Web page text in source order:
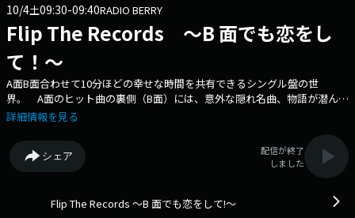
10/4土09:30-09:40RADIO BERRY
Flip The Records ～B 面でも恋をし
て！～
A面B面合わせて10分ほどの幸せな時間を共有できるシングル盤の世
界。 A面のヒット曲の裏側（B面）には、意外な隠れ名曲、物語が潜んで
います。 その曲が生まれたエピソードや、その時代の背景を紐解きな
す。 番組Webサイト：https://audee.jp/program/show/300003460
メッセージフォーム：https://form.audee.jp/flip/message
詳細情報を見る
シェア
配信が終了
しました
Flip The Records ～B 面でも恋をして!～